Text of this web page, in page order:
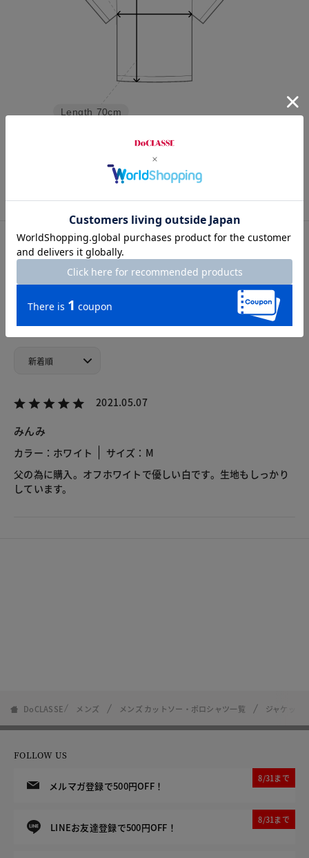
Length 70cm
M L XL
カスタマーレビュー
総合評価
5.0
2021.05.07
みんみ
カラー：ホワイト
サイズ：M
父の為に購入。オフホワイトで優しい白です。生地もしっかり
しています。
DoCLASSE メンズ メンズ カットソー・ポロシャツ一覧 ジャケット
FOLLOW US
メルマガ登録で500円OFF！
8/31まで
LINEお友達登録で500円OFF！
8/31まで